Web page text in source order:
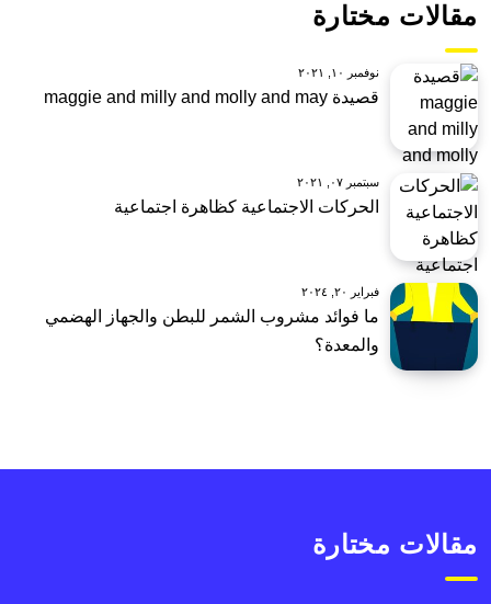
مقالات مختارة
نوفمبر ١٠, ٢٠٢١
قصيدة maggie and milly and molly and may
سبتمبر ٠٧, ٢٠٢١
الحركات الاجتماعية كظاهرة اجتماعية
فبراير ٢٠, ٢٠٢٤
ما فوائد مشروب الشمر للبطن والجهاز الهضمي
والمعدة؟
مقالات مختارة